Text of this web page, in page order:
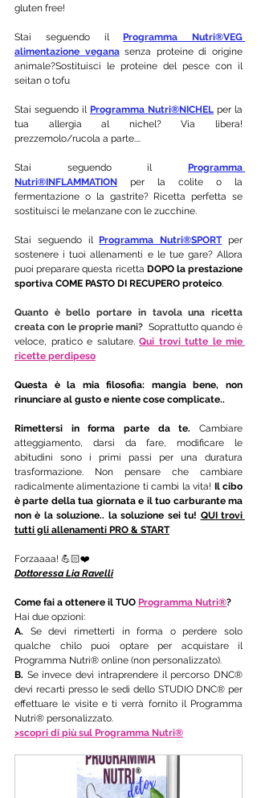
gluten free!
Stai seguendo il Programma Nutri®VEG
alimentazione vegana senza proteine di origine
animale?Sostituisci le proteine del pesce con il
seitan o tofu
Stai seguendo il Programma Nutri®NICHEL per la
tua allergia al nichel? Via libera!
prezzemolo/rucola a parte....
Stai seguendo il Programma
Nutri®INFLAMMATION
per la colite o la
fermentazione o la gastrite? Ricetta perfetta se
sostituisci le melanzane con le zucchine.
Stai seguendo il Programma Nutri®SPORT per
sostenere i tuoi allenamenti e le tue gare? Allora
puoi preparare questa ricetta DOPO la prestazione
sportiva COME PASTO DI RECUPERO proteico.
Quanto è bello portare in tavola una ricetta
creata con le proprie mani? Soprattutto quando è
veloce, pratico e salutare. Qui trovi tutte le mie
ricette perdipeso
Questa è la mia filosofia: mangia bene, non
rinunciare al gusto e niente cose complicate..
Rimettersi in forma parte da te. Cambiare
atteggiamento, darsi da fare, modificare le
abitudini sono i primi passi per una duratura
trasformazione. Non pensare che cambiare
radicalmente alimentazione ti cambi la vita! Il cibo
è parte della tua giornata e il tuo carburante ma
non è la soluzione.. la soluzione sei tu! QUI trovi
tutti gli allenamenti PRO & START
Forzaaaa! 💪🏻❤️
Dottoressa Lia Ravelli
Come fai a ottenere il TUO Programma Nutri®?
Hai due opzioni:
A. Se devi rimetterti in forma o perdere solo
qualche chilo puoi optare per acquistare il
Programma Nutri® online (non personalizzato).
B. Se invece devi intraprendere il percorso DNC®
devi recarti presso le sedi dello STUDIO DNC® per
effettuare le visite e ti verrà fornito il Programma
Nutri® personalizzato.
>scopri di più sul Programma Nutri®